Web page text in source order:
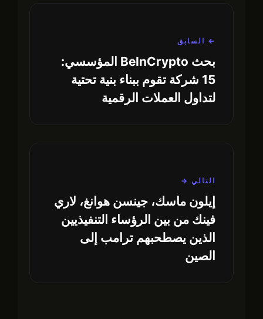
← السابق
بحث BeInCrypto المؤسسي:
15 شركة تقوم ببناء بنية تحتية
لتداول العملات الرقمية
التالي →
إيلون ماسك، جينسن هوانغ، لاري
فينك من بين الرؤساء التنفيذيين
الذين يصطحبهم ترامب إلى
الصين